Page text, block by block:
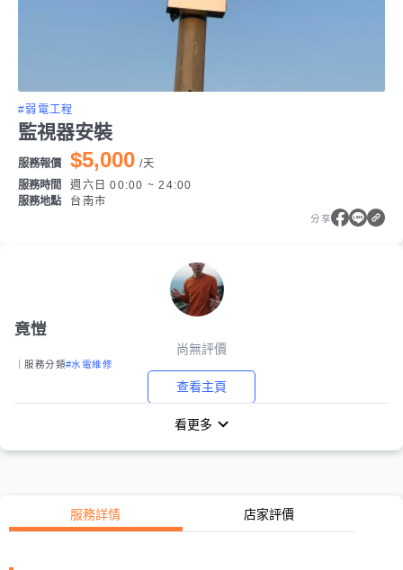
#弱電工程
監視器安裝
服務報價 $5,000 /天
服務時間
週六日 00:00 ~ 24:00
服務地點
台南市
分享
竟愷
尚無評價
｜服務分類#水電維修
查看主頁
看更多
服務詳情 店家評價